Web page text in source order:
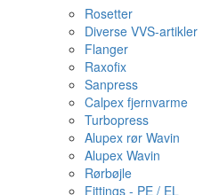
Rosetter
Diverse VVS-artikler
Flanger
Raxofix
Sanpress
Calpex fjernvarme
Turbopress
Alupex rør Wavin
Alupex Wavin
Rørbøjle
Fittings - PE / EL